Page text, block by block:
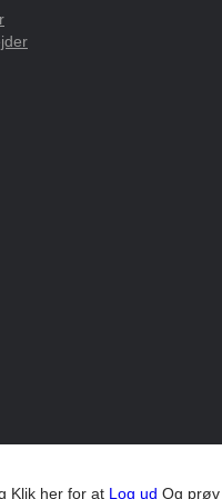
Klik her for at Log ud Og